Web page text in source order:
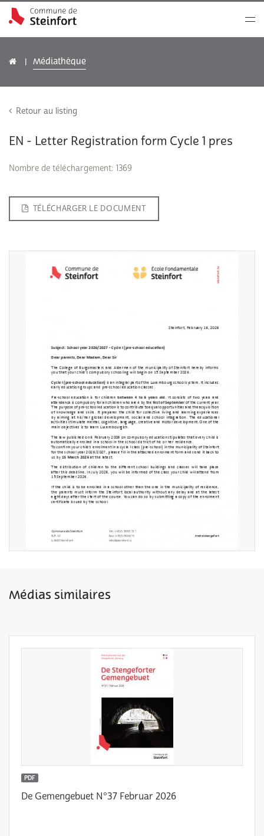
Médiathèque
Retour au listing
EN - Letter Registration form Cycle 1 pres
Nombre de téléchargement: 1369
TÉLÉCHARGER LE DOCUMENT
Médias similaires
PDF
De Gemengebuet N°37 Februar 2026